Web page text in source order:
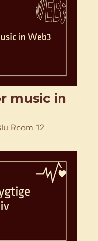
music in
Room 12